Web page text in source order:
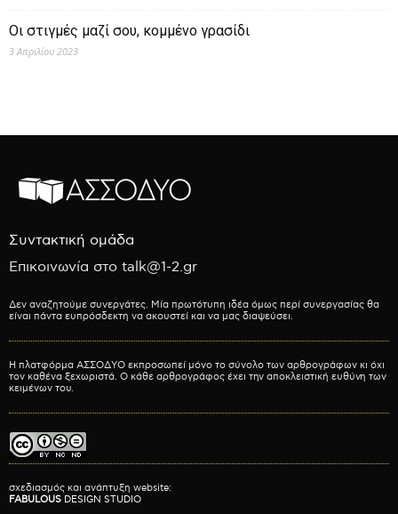
Οι στιγμές μαζί σου, κομμένο γρασίδι
3 Απριλίου 2023
Συντακτική ομάδα
Επικοινωνία στο talk@1-2.gr
Δεν αναζητούμε συνεργάτες. Μία πρωτότυπη ιδέα όμως περί συνεργασίας θα
είναι πάντα ευπρόσδεκτη να ακουστεί και να μας διαψεύσει.
Η πλατφόρμα ΑΣΣΟΔΥΟ εκπροσωπεί μόνο το σύνολο των αρθρογράφων κι όχι
τον καθένα ξεχωριστά. Ο κάθε αρθρογράφος έχει την αποκλειστική ευθύνη των
κειμένων του.
σχεδιασμός και ανάπτυξη website:
FABULOUS DESIGN STUDIO